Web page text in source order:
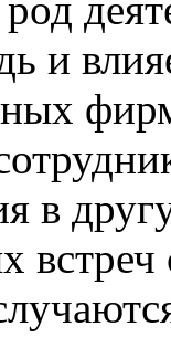
и
в